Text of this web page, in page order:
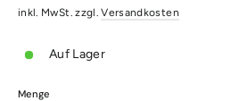
inkl. MwSt. zzgl.Versandkosten
Auf Lager
Menge